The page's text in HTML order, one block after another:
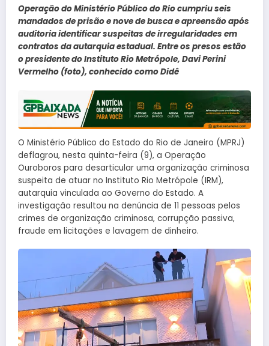
Operação do Ministério Público do Rio cumpriu seis
mandados de prisão e nove de busca e apreensão após
auditoria identificar suspeitas de irregularidades em
contratos da autarquia estadual. Entre os presos estão
o presidente do Instituto Rio Metrópole, Davi Perini
Vermelho (foto), conhecido como Didê
O Ministério Público do Estado do Rio de Janeiro (MPRJ)
deflagrou, nesta quinta-feira (9), a Operação
Ouroboros para desarticular uma organização criminosa
suspeita de atuar no Instituto Rio Metrópole (IRM),
autarquia vinculada ao Governo do Estado. A
investigação resultou na denúncia de 11 pessoas pelos
crimes de organização criminosa, corrupção passiva,
fraude em licitações e lavagem de dinheiro.